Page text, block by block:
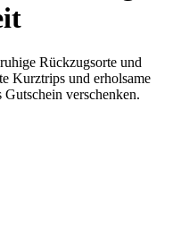
Rückzugsorte und
Kurztrips und erholsame
verschenken.